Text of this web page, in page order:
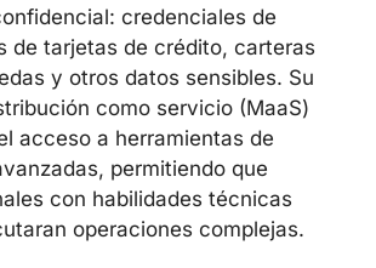
credenciales de
de tarjetas de crédito, carteras
y otros datos sensibles. Su
como servicio (MaaS)
acceso a herramientas de
permitiendo que
con habilidades técnicas
operaciones complejas.